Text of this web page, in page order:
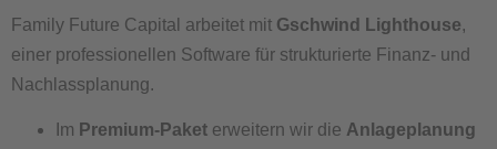
Family Future Capital arbeitet mit Gschwind Lighthouse,
einer professionellen Software für strukturierte Finanz- und
Nachlassplanung.
Im Premium-Paket erweitern wir die Anlageplanung